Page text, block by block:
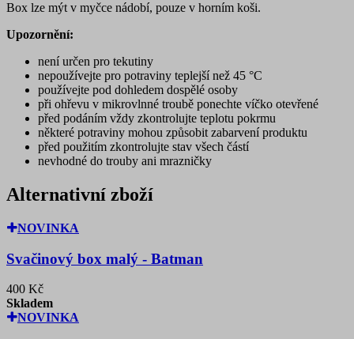
Box lze mýt v myčce nádobí, pouze v horním koši.
Upozornění:
není určen pro tekutiny
nepoužívejte pro potraviny teplejší než 45 °C
používejte pod dohledem dospělé osoby
při ohřevu v mikrovlnné troubě ponechte víčko otevřené
před podáním vždy zkontrolujte teplotu pokrmu
některé potraviny mohou způsobit zabarvení produktu
před použitím zkontrolujte stav všech částí
nevhodné do trouby ani mrazničky
Alternativní zboží
NOVINKA
Svačinový box malý - Batman
400 Kč
Skladem
NOVINKA